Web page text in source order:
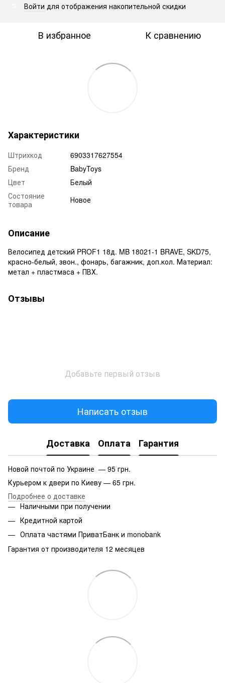
Войти для отображения накопительной скидки
В избранное К сравнению
Характеристики
Штрихкод
6903317627554
Бренд
BabyToys
Цвет
Белый
Состояние
товара
Новое
Описание
Велосипед детский PROF1 18д. MB 18021-1 BRAVE, SKD75,
красно-белый, звон., фонарь, багажник, доп.кол. Материал:
метал + пластмаса + ПВХ.
Отзывы
Добавьте первый отзыв
Написать отзыв
Доставка Оплата Гарантия
Новой почтой по Украине — 95 грн.
Курьером к двери по Киеву — 65 грн.
Подробнее о доставке
Наличными при получении
Кредитной картой
Оплата частями ПриватБанк и monobank
Гарантия от производителя 12 месяцев